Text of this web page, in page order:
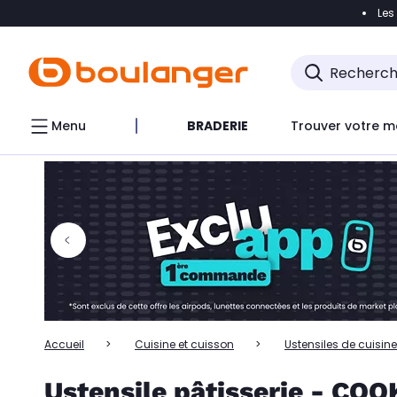
Accéder
Accéder directement au chatbot
Menu BRADERIE Trouver votre
Accueil Cuisine et cuisson Ustensiles de